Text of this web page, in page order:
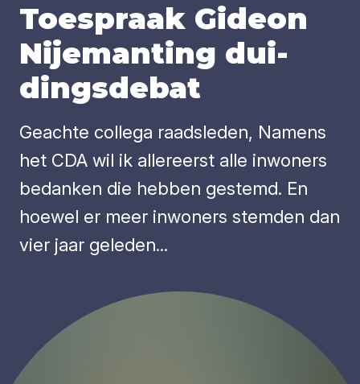
Toe­spraak Gide­on
Nije­man­ting dui­
dings­de­bat
Geachte collega raadsleden, Namens
het CDA wil ik allereerst alle inwoners
bedanken die hebben gestemd. En
hoewel er meer inwoners stemden dan
vier jaar geleden...